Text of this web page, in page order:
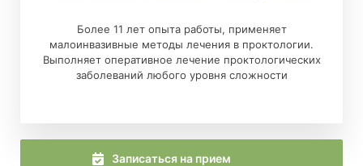
Более 11 лет опыта работы, применяет
малоинвазивные методы лечения в проктологии.
Выполняет оперативное лечение проктологических
заболеваний любого уровня сложности
Записаться на прием